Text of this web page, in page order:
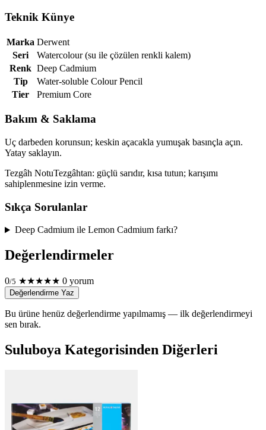
Teknik Künye
Marka Derwent
Seri
Watercolour (su ile çözülen renkli kalem)
Renk Deep Cadmium
Tip
Water-soluble Colour Pencil
Tier
Premium Core
Bakım & Saklama
Uç darbeden korunsun; keskin açacakla yumuşak basınçla açın.
Yatay saklayın.
Tezgâh NotuTezgâhtan: güçlü sarıdır, kısa tutun; karışımı
sahiplenmesine izin verme.
Sıkça Sorulanlar
Deep Cadmium ile Lemon Cadmium farkı?
Değerlendirmeler
0/5 ★★★★★ 0 yorum
Değerlendirme Yaz
Bu ürüne henüz değerlendirme yapılmamış — ilk değerlendirmeyi
sen bırak.
Suluboya Kategorisinden Diğerleri